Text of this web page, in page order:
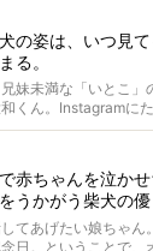
の姿は、いつ見
る。
妹未満な「いとこ」
くん。Instagramに
赤ちゃんを泣か
うかがう柴犬の
てあげたい娘ちゃん
日。ということで、